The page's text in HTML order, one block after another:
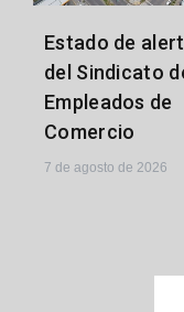
Estado de
del Sindicato
Empleados de
Comercio
7 de agosto de 2026